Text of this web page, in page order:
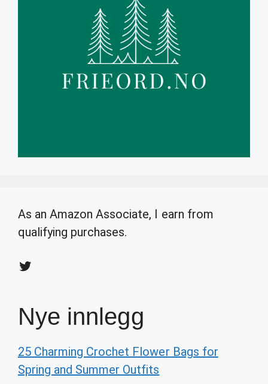
As an Amazon Associate, I earn from
qualifying purchases.
Twitter
Nye innlegg
25 Charming Crochet Flower Bags for
Spring and Summer Outfits